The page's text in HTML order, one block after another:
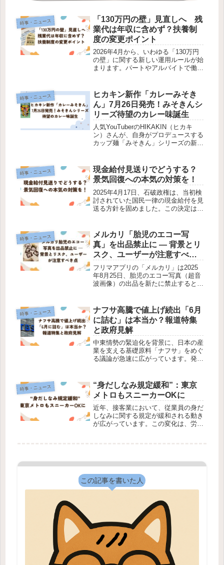
時事・ニュース
「130万円の壁」見直しへ 残
業代は年収に含めず？扶養制
度の変更ポイント
2026年4月から、いわゆる「130万円
の壁」に関する新しい運用ルールが始
まります。パートやアルバイトで働く
なっていることを受け、厚生労働省は
扶養判定の方法を見直すことにし...
時事・ニュース
ヒカキン新作「カレーみそき
ん」7月26日発売！みそきんシ
リーズ待望のカレー味誕生
人気YouTuberのHIKAKIN（ヒカキ
ン）さんが、自身がプロデュースする
カップ麺「みそきん」シリーズの新作
イレブンで数量限定販売されます。今
回はその発表の詳細や...
時事・ニュース
現金給付見送りでどうする？
景気回復への本気の対策を！
2025年4月17日、石破政権は、当初検
討されていた国民一律の現金給付を見
送る方針を固めました。​この決定は、
景にあります。​この方針転換により、
参院選前の現金給付も行われ...
時事・ニュース
メルカリ「胎児のエコー写
真」を出品禁止に — 背景とリ
スク、ユーザーが注意すべき
点
フリマアプリの「メルカリ」は2025
年8月25日、胎児のエコー写真（超音
波画像）の出品を新たに禁止すると発
断されるもの」として取り扱う方針に
変更されました。9月1日以降...
時事・ニュース
ナフサ高騰で値上げ続出「6月
に詰む」は本当か？報道特集
と政府見解
中東情勢の緊迫化を背景に、日本の産
業を支える基礎原料「ナフサ」をめぐ
る議論が急速に広がっています。発端
表現でした。この発言はSNS上で拡
散され、不安を一気に高める結果とな
り...
時事・ニュース
“身だしなみ規定緩和”：東京
メトロもスニーカーOKに
近年、接客業において、従業員の身だ
しなみに関する規定が緩和される動き
が広がっています。この変化は、労働
この記事を書いた人